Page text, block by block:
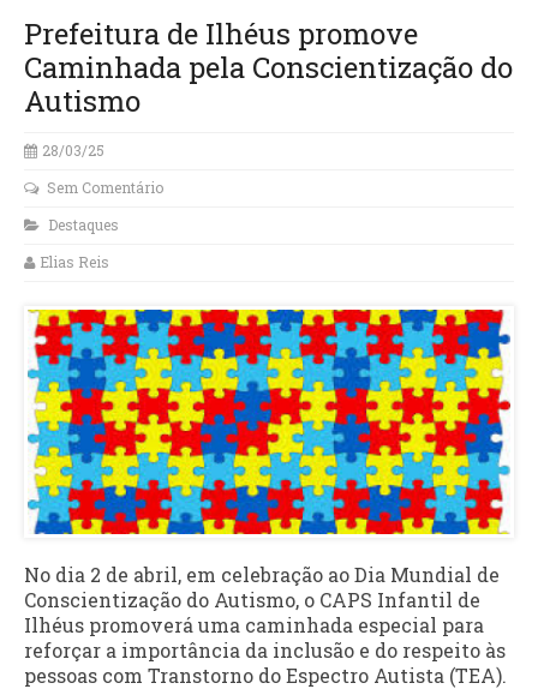
Prefeitura de Ilhéus promove
Caminhada pela Conscientização do
Autismo
28/03/25
Sem Comentário
Destaques
Elias Reis
No dia 2 de abril, em celebração ao Dia Mundial de
Conscientização do Autismo, o CAPS Infantil de
Ilhéus promoverá uma caminhada especial para
reforçar a importância da inclusão e do respeito às
pessoas com Transtorno do Espectro Autista (TEA).